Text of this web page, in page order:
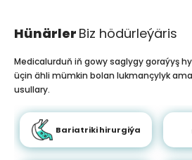
Hünärler Biz hödürleýäris
Medicalurduň iň gowy saglygy goraýyş
üçin ähli mümkin bolan lukmançylyk
usullary.
Bariatriki hirurgiýa